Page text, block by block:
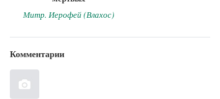
Митр. Иерофей (Влахос)
Комментарии